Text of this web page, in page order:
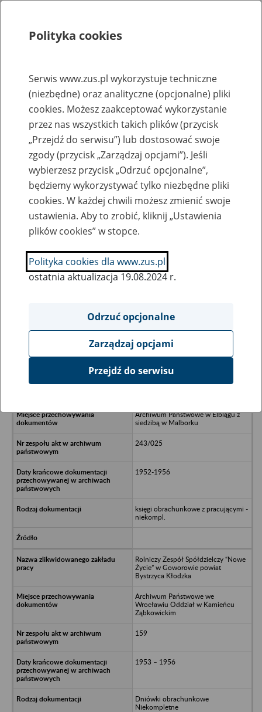
Rejestry, ewidencje i archiwa
Baza zlikwidowanych lub
przekształconych zakładów pracy
Nazwa zakładu pracy:
SZUKAJ
Ukryj wszystkie pozycje bazy
Rolniczy Zespół Spółdzielczy “Nowe
Archiwum Państwowe w Elblągu z
siedzibą w Malborku
243/025
1952-1956
księgi obrachunkowe z pracującymi -
niekompl.
Rolniczy Zespół Spółdzielczy “Nowe
Życie” w Goworowie powiat
Bystrzyca Kłodzka
Archiwum Państwowe we
Wrocławiu Oddział w Kamieńcu
Ząbkowickim
159
1953 – 1956
Dniówki obrachunkowe
Niekompletne
Polityka cookies
Serwis www.zus.pl wykorzystuje techniczne
(niezbędne) oraz analityczne (opcjonalne) pliki
cookies. Możesz zaakceptować wykorzystanie
przez nas wszystkich takich plików (przycisk
„Przejdź do serwisu”) lub dostosować swoje
zgody (przycisk „Zarządzaj opcjami”). Jeśli
wybierzesz przycisk „Odrzuć opcjonalne”,
będziemy wykorzystywać tylko niezbędne pliki
cookies. W każdej chwili możesz zmienić swoje
ustawienia. Aby to zrobić, kliknij „Ustawienia
plików cookies” w stopce.
Polityka cookies dla www.zus.pl
ostatnia aktualizacja 19.08.2024 r.
Odrzuć opcjonalne
Zarządzaj opcjami
Przejdź do serwisu